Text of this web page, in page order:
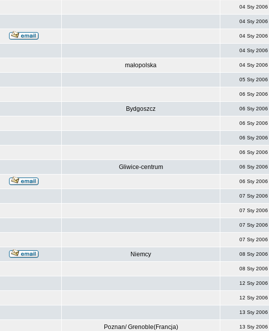
04 Sty 2006
04 Sty 2006
04 Sty 2006
04 Sty 2006
małopolska 04 Sty 2006
05 Sty 2006
06 Sty 2006
Bydgoszcz 06 Sty 2006
06 Sty 2006
06 Sty 2006
06 Sty 2006
Gliwice-centrum 06 Sty 2006
06 Sty 2006
07 Sty 2006
07 Sty 2006
07 Sty 2006
07 Sty 2006
Niemcy 08 Sty 2006
08 Sty 2006
12 Sty 2006
12 Sty 2006
13 Sty 2006
Poznan/ Grenoble(Francja) 13 Sty 2006